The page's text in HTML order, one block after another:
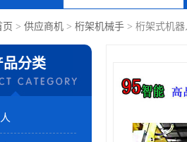
页 > 供应商机 > 桁架机械手 > 桁架式机
品分类